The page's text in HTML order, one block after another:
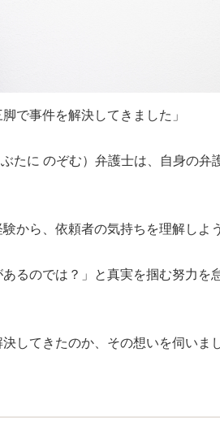
で事件を解決してきました」
たに のぞむ）弁護士は、自身の弁
から、依頼者の気持ちを理解しよ
るのでは？」と真実を掴む努力を
してきたのか、その想いを伺いま